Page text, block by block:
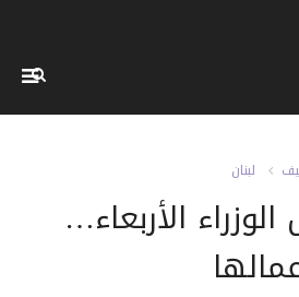
لبنان
الأربعاء…